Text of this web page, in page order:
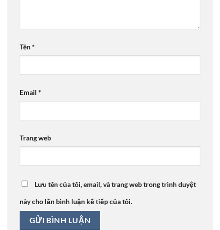
Tên*
Email *
Trang web
Lưu tên của tôi, email, và trang web trong trình duyệt
này cho lần bình luận kế tiếp của tôi.